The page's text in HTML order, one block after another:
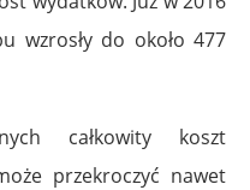
wzrosły do około 477
całkowity koszt
przekroczyć nawet